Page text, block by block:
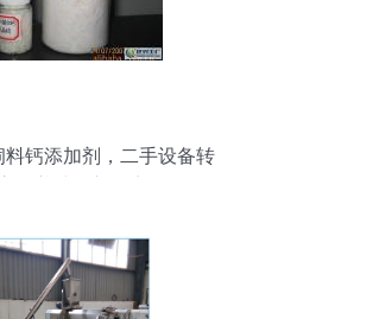
钙添加剂，二手设备转